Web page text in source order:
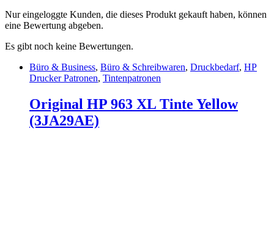
Nur eingeloggte Kunden, die dieses Produkt gekauft haben, können
eine Bewertung abgeben.
Es gibt noch keine Bewertungen.
Büro & Business, Büro & Schreibwaren, Druckbedarf, HP
Drucker Patronen, Tintenpatronen
Original HP 963 XL Tinte Yellow
(3JA29AE)